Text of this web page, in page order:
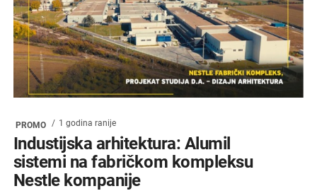
PROMO 1 godina ranije
Industijska arhitektura: Alumil
sistemi na fabričkom kompleksu
Nestle kompanije